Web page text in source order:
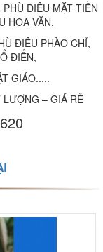
ĐIÊU MẶT TIỀN
HOA VĂN,
ĐIÊU PHÀO CHỈ,
ĐIỂN,
GIÁO.....
– GIÁ RẺ